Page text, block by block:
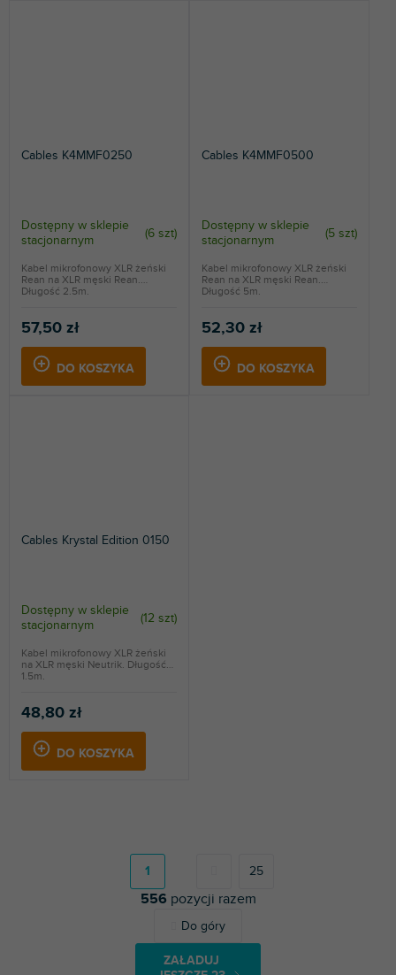
Cables K4MMF0250
Dostępny w sklepie
stacjonarnym
(6 szt)
57,50 zł
DO KOSZYKA
Kabel mikrofonowy XLR żeński
Rean na XLR męski Rean.
Długość 2.5m.
Cables K4MMF0500
Dostępny w sklepie
stacjonarnym
(5 szt)
52,30 zł
DO KOSZYKA
Kabel mikrofonowy XLR żeński
Rean na XLR męski Rean.
Długość 5m.
Cables Krystal Edition 0150
Dostępny w sklepie
stacjonarnym
(12 szt)
48,80 zł
DO KOSZYKA
Kabel mikrofonowy XLR żeński
na XLR męski Neutrik. Długość
1.5m.
K
o
n
t
ZAŁADUJ
n
c
j
a
1 25
556 pozycji razem
Do góry